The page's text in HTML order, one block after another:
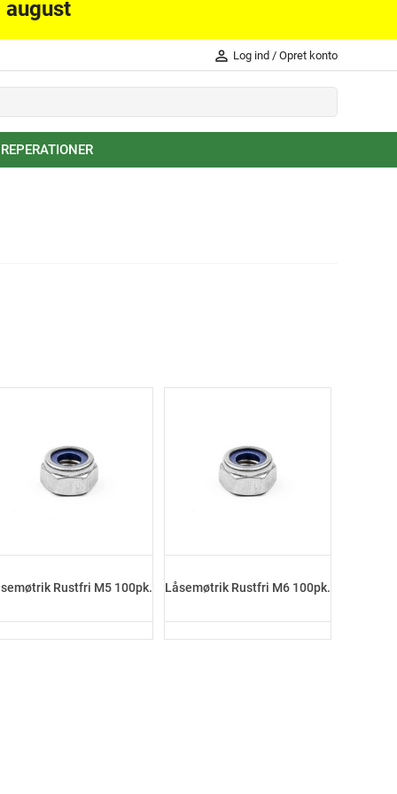
person_outline Log ind / Opret konto
Rustfri M5 100pk. Låsemøtrik Rustfri M6 100pk.